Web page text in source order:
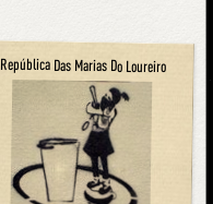
República Das Marias Do Loureiro